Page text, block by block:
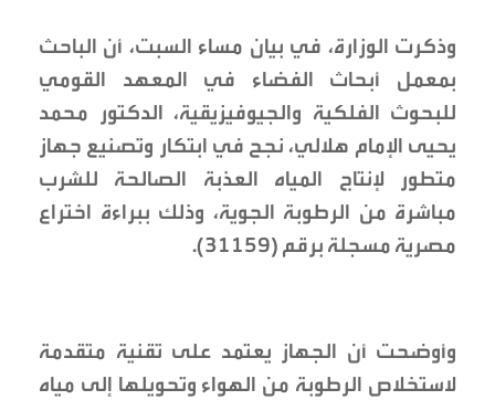
وذكرت الوزارة، في بيان مساء السبت، أن الباحث
بمعمل أبحاث الفضاء في المعهد القومي
للبحوث الفلكية والجيوفيزيقية، الدكتور محمد
يحيى الإمام هلالي، نجح في ابتكار وتصنيع جهاز
متطور لإنتاج المياه العذبة الصالحة للشرب
مباشرة من الرطوبة الجوية، وذلك ببراءة اختراع
مصرية مسجلة برقم (31159).
وأوضحت أن الجهاز يعتمد على تقنية متقدمة
لاستخلاص الرطوبة من الهواء وتحويلها إلى مياه